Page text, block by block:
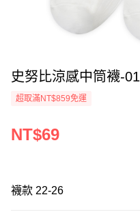
史努比涼感中筒襪-01
超取滿NT$859免運
NT$69
襪款 22-26